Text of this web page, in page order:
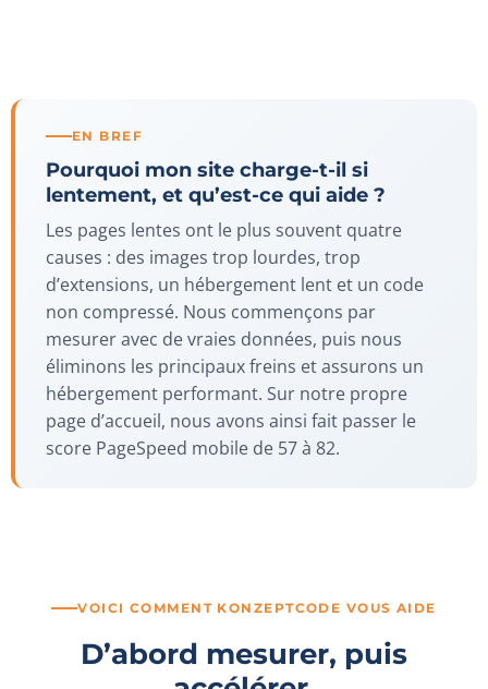
EN BREF
Pourquoi mon site charge-t-il si
lentement, et qu’est-ce qui aide ?
Les pages lentes ont le plus souvent quatre
causes : des images trop lourdes, trop
d’extensions, un hébergement lent et un code
non compressé. Nous commençons par
mesurer avec de vraies données, puis nous
éliminons les principaux freins et assurons un
hébergement performant. Sur notre propre
page d’accueil, nous avons ainsi fait passer le
score PageSpeed mobile de 57 à 82.
VOICI COMMENT KONZEPTCODE VOUS AIDE
D’abord mesurer, puis